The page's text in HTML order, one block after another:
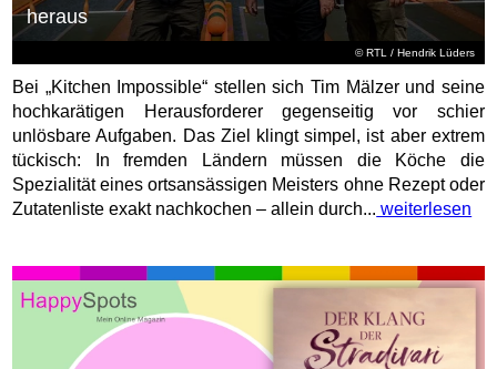
©RTL / Hendrik Lüders
heraus
Bei „Kitchen Impossible“ stellen sich Tim Mälzer und seine
hochkarätigen Herausforderer gegenseitig vor schier
unlösbare Aufgaben. Das Ziel klingt simpel, ist aber extrem
tückisch: In fremden Ländern müssen die Köche die
Spezialität eines ortsansässigen Meisters ohne Rezept oder
Zutatenliste exakt nachkochen – allein durch... weiterlesen